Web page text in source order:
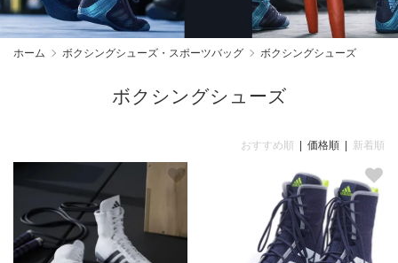
ホーム ボクシングシューズ・スポーツバッグ ボクシングシューズ
ボクシングシューズ
おすすめ順 | 価格順 | 新着順